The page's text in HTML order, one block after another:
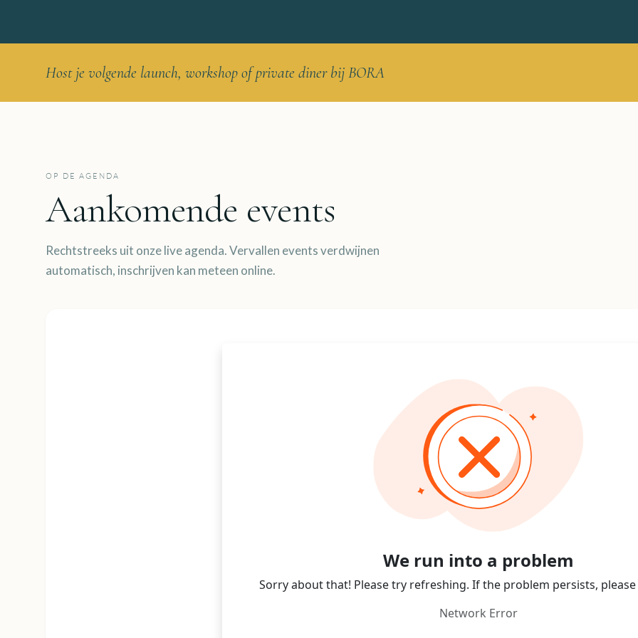
Host je volgende launch, workshop of private diner bij BORA
OP DE AGENDA
Aankomende events
Rechtstreeks uit onze live agenda. Vervallen events verdwijnen
automatisch, inschrijven kan meteen online.